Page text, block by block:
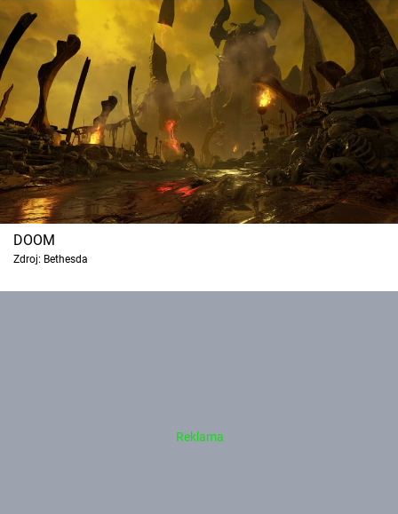
Cool Esport
Pořady
TV Program
Sledujte prima+
Přihlášení
Sledujte nás
DOOM
Zdroj: Bethesda